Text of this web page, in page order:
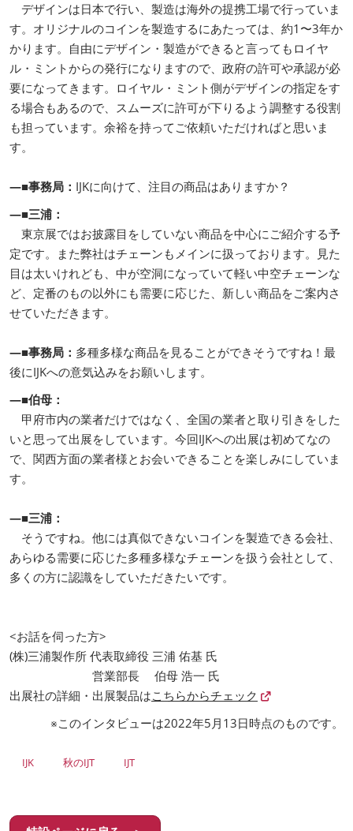
デザインは日本で行い、製造は海外の提携工場で行っていま
す。オリジナルのコインを製造するにあたっては、約1〜3年か
かります。自由にデザイン・製造ができると言ってもロイヤ
ル・ミントからの発行になりますので、政府の許可や承認が必
要になってきます。ロイヤル・ミント側がデザインの指定をす
る場合もあるので、スムーズに許可が下りるよう調整する役割
も担っています。余裕を持ってご依頼いただければと思いま
す。
―■事務局： IJKに向けて、注目の商品はありますか？
―■三浦：
東京展ではお披露目をしていない商品を中心にご紹介する予
定です。また弊社はチェーンもメインに扱っております。見た
目は太いけれども、中が空洞になっていて軽い中空チェーンな
ど、定番のもの以外にも需要に応じた、新しい商品をご案内さ
せていただきます。
―■事務局： 多種多様な商品を見ることができそうですね！最
後にIJKへの意気込みをお願いします。
―■伯母：
甲府市内の業者だけではなく、全国の業者と取り引きをした
いと思って出展をしています。今回IJKへの出展は初めてなの
で、関西方面の業者様とお会いできることを楽しみにしていま
す。
―■三浦：
そうですね。他には真似できないコインを製造できる会社、
あらゆる需要に応じた多種多様なチェーンを扱う会社として、
多くの方に認識をしていただきたいです。
<お話を伺った方>
(株)三浦製作所 代表取締役 三浦 佑基 氏
営業部長 伯母 浩一 氏
出展社の詳細・出展製品はこちらからチェック
※このインタビューは2022年5月13日時点のものです。
IJK 秋のIJT IJT